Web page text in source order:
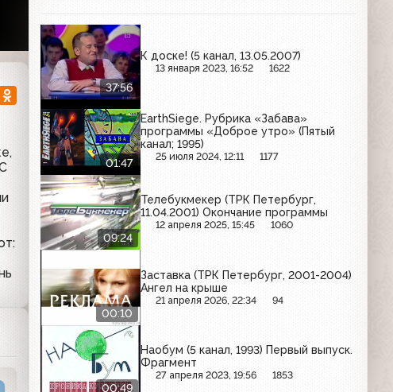
37:56
К доске! (5 канал, 13.05.2007)
13 января 2023, 16:52 1622
01:47
EarthSiege. Рубрика «Забава»
программы «Доброе утро» (Пятый
канал; 1995)
25 июля 2024, 12:11 1177
09:24
Телебукмекер (ТРК Петербург,
11.04.2001) Окончание программы
12 апреля 2025, 15:45 1060
00:10
Заставка (ТРК Петербург, 2001-2004)
Ангел на крыше
21 апреля 2026, 22:34 94
00:49
Наобум (5 канал, 1993) Первый выпуск.
Фрагмент
27 апреля 2023, 19:56 1853